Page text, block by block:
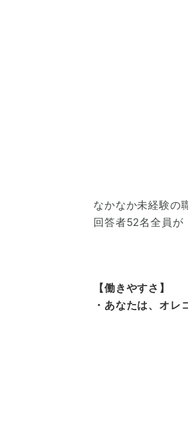
なかなか未経験の
回答者52名全員が
【働きやすさ】
・あなたは、オレ